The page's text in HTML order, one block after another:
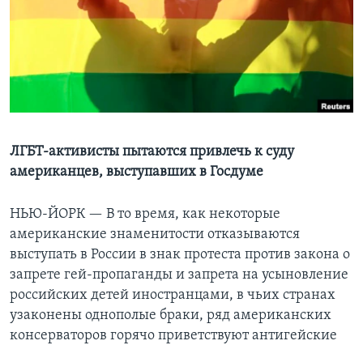
Learning English
СОЦИАЛЬНЫЕ СЕТИ
Языки
ЛГБТ-активисты пытаются привлечь к суду
американцев, выступавших в Госдуме
НЬЮ-ЙОРК — В то время, как некоторые
американские знаменитости отказываются
выступать в России в знак протеста против закона о
запрете гей-пропаганды и запрета на усыновление
российских детей иностранцами, в чьих странах
узаконены однополые браки, ряд американских
консерваторов горячо приветствуют антигейские